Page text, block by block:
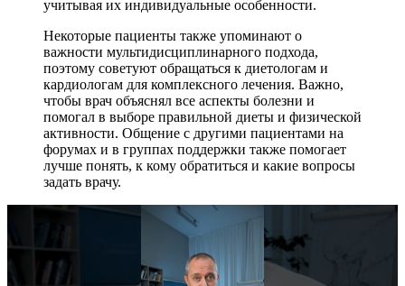
учитывая их индивидуальные особенности.
Некоторые пациенты также упоминают о
важности мультидисциплинарного подхода,
поэтому советуют обращаться к диетологам и
кардиологам для комплексного лечения. Важно,
чтобы врач объяснял все аспекты болезни и
помогал в выборе правильной диеты и физической
активности. Общение с другими пациентами на
форумах и в группах поддержки также помогает
лучше понять, к кому обратиться и какие вопросы
задать врачу.